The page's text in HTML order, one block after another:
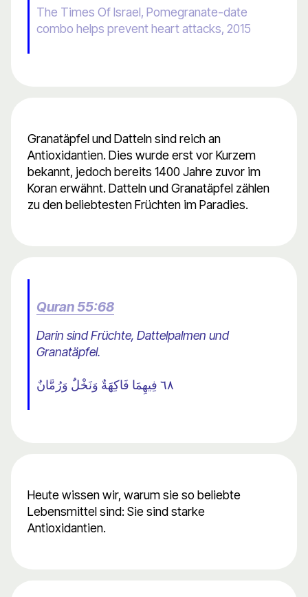
The Times Of Israel, Pomegranate-date
combo helps prevent heart attacks, 2015
Granatäpfel und Datteln sind reich an
Antioxidantien. Dies wurde erst vor Kurzem
bekannt, jedoch bereits 1400 Jahre zuvor im
Koran erwähnt. Datteln und Granatäpfel zählen
zu den beliebtesten Früchten im Paradies.
Quran 55:68
Darin sind Früchte, Dattelpalmen und
Granatäpfel.
٦٨ فِيهِمَا فَاكِهَةٌ وَنَخْلٌ وَرُمَّانٌ
Heute wissen wir, warum sie so beliebte
Lebensmittel sind: Sie sind starke
Antioxidantien.